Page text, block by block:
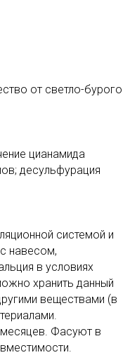
от светло-бурого
цианамида
десульфурация
системой и
навесом,
в условиях
хранить данный
веществами (в
месяцев. Фасуют в